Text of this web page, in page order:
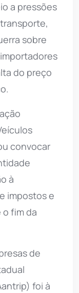
a pressões
sobre
do preço
convocar
à
impostos e
fim da
de
foi à